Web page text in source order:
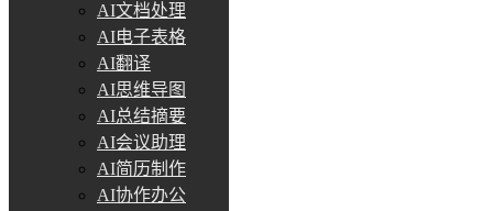
AI文档处理
AI电子表格
AI翻译
AI思维导图
AI总结摘要
AI会议助理
AI简历制作
AI协作办公